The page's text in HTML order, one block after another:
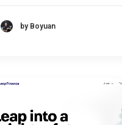
by Boyuan